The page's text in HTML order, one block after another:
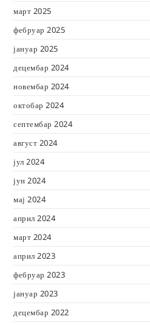
март 2025
фебруар 2025
јануар 2025
децембар 2024
новембар 2024
октобар 2024
септембар 2024
август 2024
јул 2024
јун 2024
мај 2024
април 2024
март 2024
април 2023
фебруар 2023
јануар 2023
децембар 2022